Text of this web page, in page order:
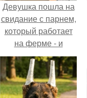
Девушка пошла на
свидание с парнем,
который работает
на ферме - и
вернулась домой с
подарком, который
точно не влезет в
дамскую сумочку.